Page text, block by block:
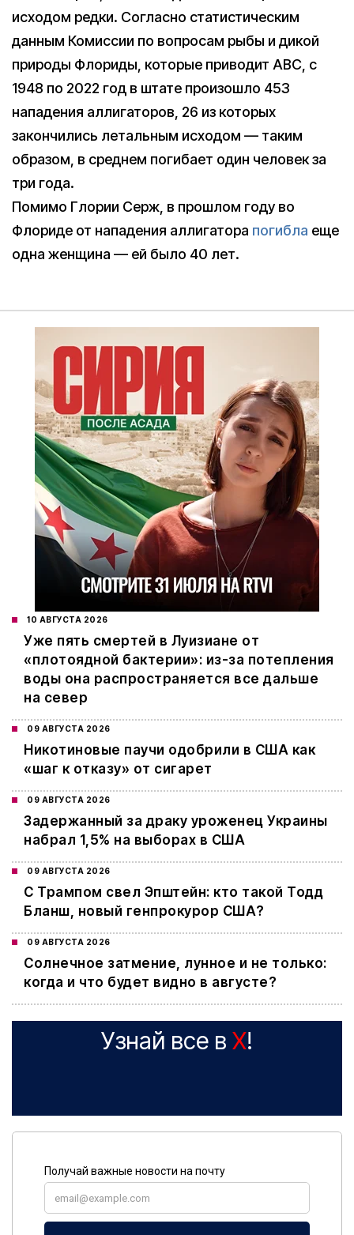
исходом редки. Согласно статистическим
данным Комиссии по вопросам рыбы и дикой
природы Флориды, которые приводит ABC, с
1948 по 2022 год в штате произошло 453
нападения аллигаторов, 26 из которых
закончились летальным исходом — таким
образом, в среднем погибает один человек за
три года.
Помимо Глории Серж, в прошлом году во
Флориде от нападения аллигатора погибла еще
одна женщина — ей было 40 лет.
10 АВГУСТА 2026
Уже пять смертей в Луизиане от
«плотоядной бактерии»: из-за потепления
воды она распространяется все дальше
на север
09 АВГУСТА 2026
Никотиновые паучи одобрили в США как
«шаг к отказу» от сигарет
09 АВГУСТА 2026
Задержанный за драку уроженец Украины
набрал 1,5% на выборах в США
09 АВГУСТА 2026
С Трампом свел Эпштейн: кто такой Тодд
Бланш, новый генпрокурор США?
09 АВГУСТА 2026
Cолнечное затмение, лунное и не только:
когда и что будет видно в августе?
Узнай все в X!